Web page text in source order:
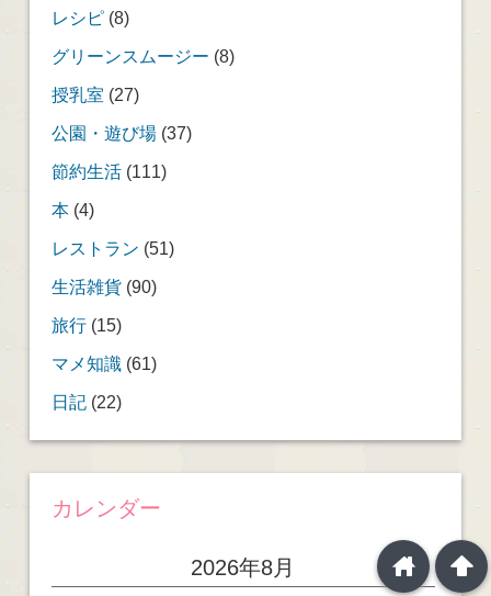
レシピ(8)
グリーンスムージー (8)
授乳室 (27)
公園・遊び場(37)
節約生活(111)
本(4)
レストラン (51)
生活雑貨(90)
旅行(15)
マメ知識 (61)
日記 (22)
カレンダー
2026年8月 arrowup
home